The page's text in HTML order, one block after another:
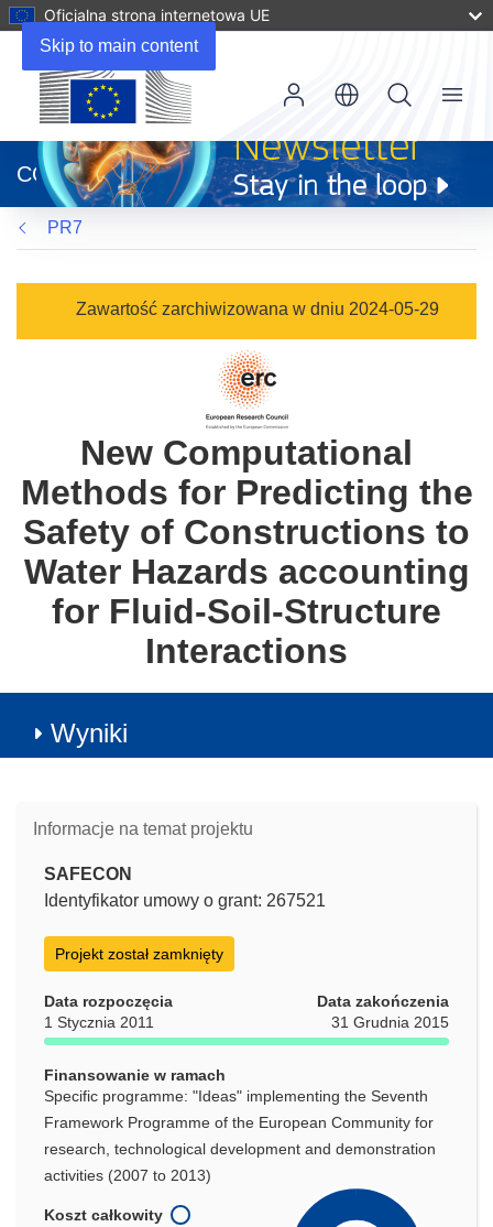
Skip to main content
Oficjalna strona internetowa UE
otworzy
się
w
nowym
oknie)
CORDIS
Menu
PR7
Zawartość zarchiwizowana w dniu 2024-05-29
New Computational
Methods for Predicting the
Safety of Constructions to
Water Hazards accounting
for Fluid-Soil-Structure
Interactions
Wyniki
Informacje na temat projektu
SAFECON
Identyfikator umowy o grant: 267521
Projekt został zamknięty
Data rozpoczęcia
1 Stycznia 2011
Data zakończenia
31 Grudnia 2015
Finansowanie w ramach
Specific programme: "Ideas" implementing the Seventh
Framework Programme of the European Community for
research, technological development and demonstration
activities (2007 to 2013)
Koszt całkowity